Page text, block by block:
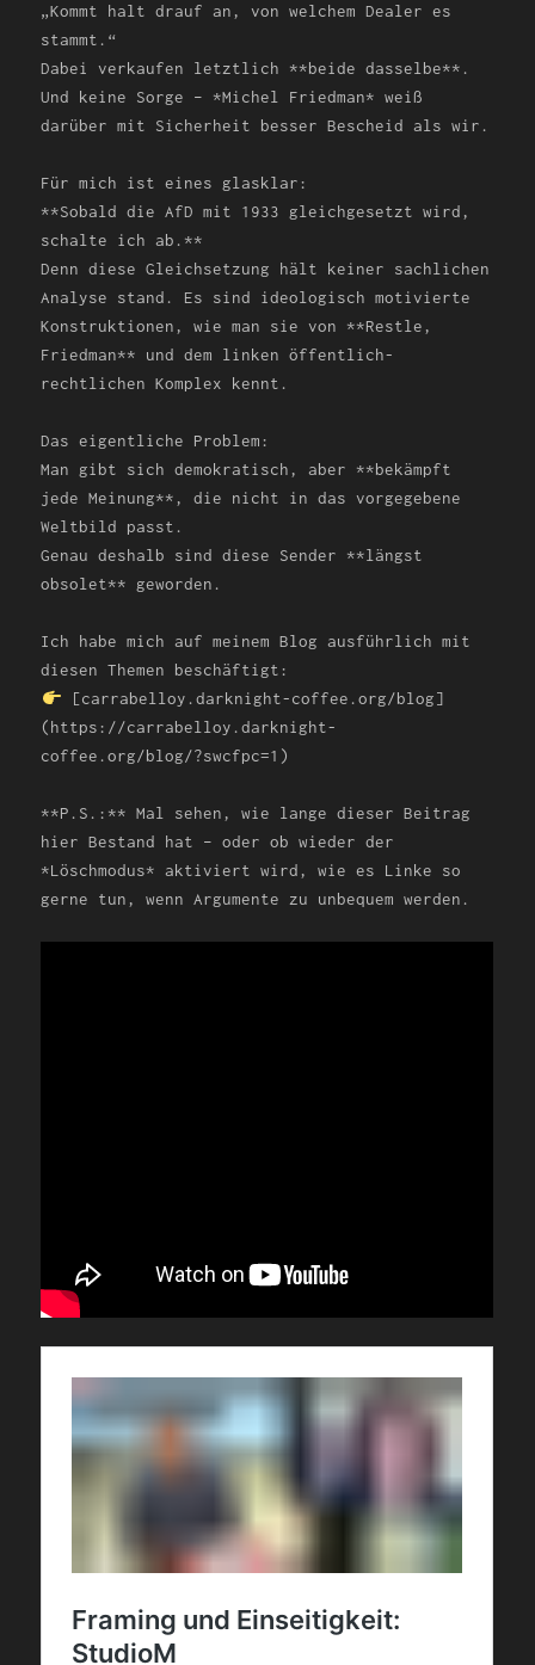
„Kommt halt drauf an, von welchem Dealer es
stammt.“
Dabei verkaufen letztlich **beide dasselbe**.
Und keine Sorge – *Michel Friedman* weiß
darüber mit Sicherheit besser Bescheid als wir.
Für mich ist eines glasklar:
**Sobald die AfD mit 1933 gleichgesetzt wird,
schalte ich ab.**
Denn diese Gleichsetzung hält keiner sachlichen
Analyse stand. Es sind ideologisch motivierte
Konstruktionen, wie man sie von **Restle,
Friedman** und dem linken öffentlich-
rechtlichen Komplex kennt.
Das eigentliche Problem:
Man gibt sich demokratisch, aber **bekämpft
jede Meinung**, die nicht in das vorgegebene
Weltbild passt.
Genau deshalb sind diese Sender **längst
obsolet** geworden.
Ich habe mich auf meinem Blog ausführlich mit
diesen Themen beschäftigt:
[carrabelloy.darknight-coffee.org/blog]
(https://carrabelloy.darknight-
coffee.org/blog/?swcfpc=1)
**P.S.:** Mal sehen, wie lange dieser Beitrag
hier Bestand hat – oder ob wieder der
*Löschmodus* aktiviert wird, wie es Linke so
gerne tun, wenn Argumente zu unbequem werden.